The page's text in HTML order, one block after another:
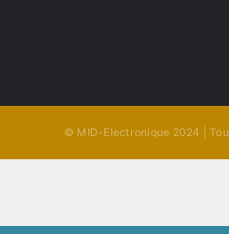
© MID-Electronique 2024 |